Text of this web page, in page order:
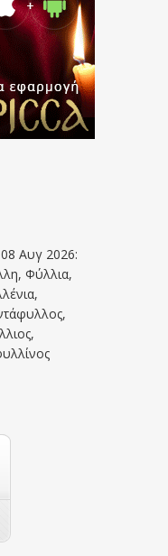
Αυγ 2026:
Φύλλια,